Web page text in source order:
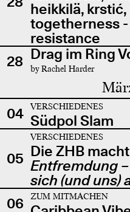
heikkilä,
togetherness
resistance
28 Drag im Ring
by Rachel Harder
04 VERSCHIEDENES
Südpol Slam
05
VERSCHIEDENES
Die ZHB
Entfremdung
sich (und uns)
06
ZUM MITMACHEN